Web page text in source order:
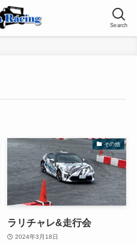
Search
その他
ラリチャレ&走行会
2024年3月18日